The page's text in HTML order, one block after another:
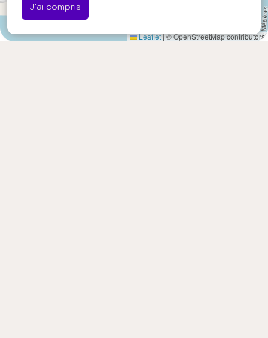
J'ai compris
Leaflet|© OpenStreetMap contributors